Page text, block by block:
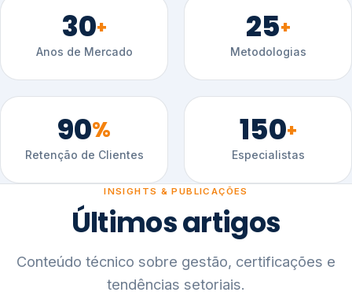
30+
Anos de Mercado
25+
Metodologias
90%
Retenção de Clientes
150+
Especialistas
INSIGHTS & PUBLICAÇÕES
Últimos artigos
Conteúdo técnico sobre gestão, certificações e
tendências setoriais.